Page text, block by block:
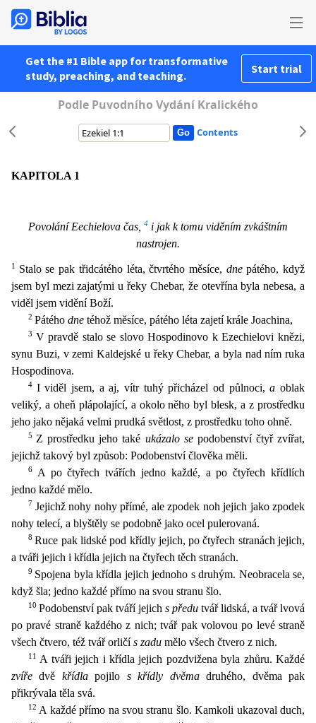
Get the #1 Bible app for transformative
study, preaching, and teaching.
Start trial
Podle Puvodního Vydání Kralického
Contents
KAPITOLA 1
Povolání Eechielova čas, 4 i jak k tomu viděním zvkáštním
nastrojen.
1 Stalo se pak třidcátého léta, čtvrtého měsíce, dnepátého, když
jsem byl mezi zajatými u řeky Chebar, že otevřína byla nebesa, a
viděl jsem vidění Boží.
2 Pátého dne téhož měsíce, pátého léta zajetí krále Joachina,
3 V pravdě stalo se slovo Hospodinovo k Ezechielovi knězi,
synu Buzi, v zemi Kaldejské u řeky Chebar, a byla nad ním ruka
Hospodinova.
4 I viděl jsem, a aj, vítr tuhý přicházel od půlnoci,a oblak
veliký, a oheň plápolající, a okolo něho byl blesk, a z prostředku
jeho jako nějaká velmi prudká světlost, z prostředku toho ohně.
5 Z prostředku jeho také ukázalo sepodobenství čtyř zvířat,
jejichž takový byl způsob: Podobenství člověka měli.
6 A po čtyřech tvářích jedno každé, a po čtyřech křídlích
jedno každé mělo.
7 Jejichž nohy nohy přímé, ale zpodek noh jejich jako zpodek
nohy telecí, a blyštěly se podobně jako ocel pulerovaná.
8Ruce pak lidské pod křídly jejich, po čtyřech stranáchjejich,
a tváři jejich i křídla jejich na čtyřech těch stranách.
9 Spojena byla křídla jejich jednoho s druhým. Neobracela se,
když šla; jedno každé přímo na svou stranu šlo.
10 Podobenství pak tváří jejich s předu tvář lidská, a tvář lvová
po pravé straně každého z nich; tvář pak volovou po levé straně
všech čtvero, též tvář orličís zadu mělo všech čtvero z nich.
11 A tváři jejich i křídla jejich pozdvižena byla zhůru. Každé
zvíře dvě křídlapojilo s křídly dvěmadruhého, dvěma pak
přikrývala těla svá.
12 A každé přímo na svou stranu šlo. Kamkoli ukazoval duch,